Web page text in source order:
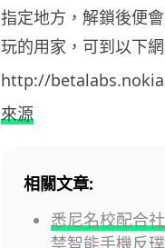
指定地方，解鎖後便
玩的用家，可到以下
http://
來源
相關文章:
悉尼名校配合
禁智能手機反